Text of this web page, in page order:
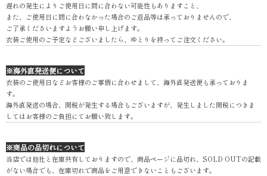
遅れの発生によりご使用日に間に合わない可能性もありますこと、
また、ご使用日に間に合わなかった場合のご返品等は承っておりませんので、
ご了承くださいますようお願い申し上げます。
衣装ご使用のご予定などございましたら、ゆとりを持ってご注文ください。
※海外直発送便について
衣装のご使用日などお客様のご事情に合わせまして、海外直発送便も承っておりま
す。
海外直発送の場合、関税が発生する場合もございますが、発生しました関税につきま
してはお客様のご負担にてお願い致します。
※商品の品切れについて
当店では他社と在庫共有しておりますので、商品ページに品切れ、SOLD OUTの記載
がない場合でも、在庫切れで商品をご用意できないこともございます。